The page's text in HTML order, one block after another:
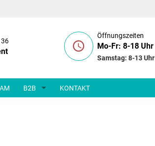
36
Öffnungszeiten
Mo-Fr: 8-18 Uhr
Samstag: 8-13 Uhr
B2B KONTAKT